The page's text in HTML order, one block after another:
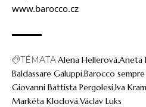
www.barocco.cz
TÉMATAAlena HellerováAneta
Baldassare GaluppiBarocco
Giovanni Battista PergolesiIva
Markéta KlodováVáclav Luks